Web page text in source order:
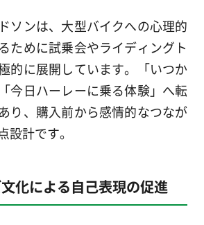
ソンは、大型バイクへの心理的
ために試乗会やライディングト
的に展開しています。「いつか
今日ハーレーに乗る体験」へ転
り、購入前から感情的なつなが
設計です。
化による自己表現の促進